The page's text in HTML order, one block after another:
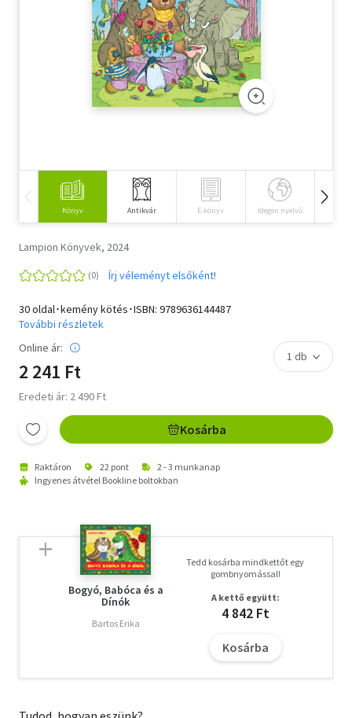
Szótár, nyelvkönyv
Tankönyv, segédkönyv
Társadalomtudomány
Történelem
Könyv Antikvár E-könyv Idegen nyelvű
Lampion Könyvek, 2024
Írj véleményt elsőként!
30 oldal･kemény kötés･ISBN: 9789636144487
További részletek
Online ár:
2 241 Ft
Eredeti ár: 2 490 Ft
Kosárba
Raktáron 22 pont
2 - 3 munkanap
Ingyenes átvétel Bookline boltokban
Bogyó, Babóca és a
Dínók
Bartos Erika
Tedd kosárba mindkettőt egy
gombnyomással!
A kettő együtt:
4 842 Ft
Kosárba